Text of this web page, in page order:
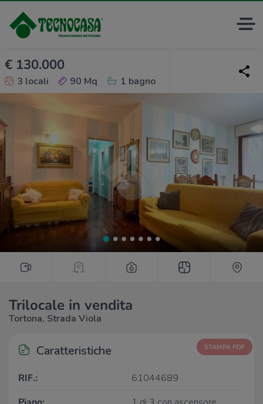
€ 130.000
3 locali 90 Mq 1 bagno
Trilocale in vendita
Tortona, Strada Viola
Caratteristiche STAMPA PDF
RIF.:
61044689